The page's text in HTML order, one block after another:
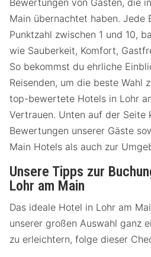
Bewertungen von Gästen, die
Main übernachtet haben. Jede
Punktzahl zwischen 1 und 10,
wie Sauberkeit, Komfort,
So bekommst du ehrliche
Reisenden, um die beste Wahl
top-bewertete Hotels in Lohr
Vertrauen. Unten auf der Seite
Bewertungen unserer Gäste
Main Hotels als auch zur
Unsere Tipps zur
Lohr am Main
Das ideale Hotel in Lohr am
unserer großen Auswahl ganz
zu erleichtern, folge dieser